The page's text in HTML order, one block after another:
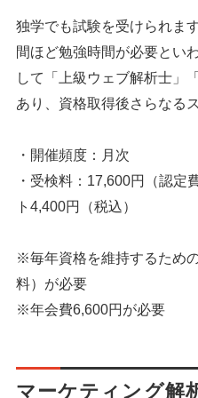
独学でも試験を受けられま
間ほど勉強時間が必要とい
して「上級ウェブ解析士」
あり、資格取得後さらなる
・開催頻度：月次
・受検料：17,600円（認定
ト4,400円（税込）
※毎年資格を維持するため
料）が必要
※年会費6,600円が必要
マーケティング解